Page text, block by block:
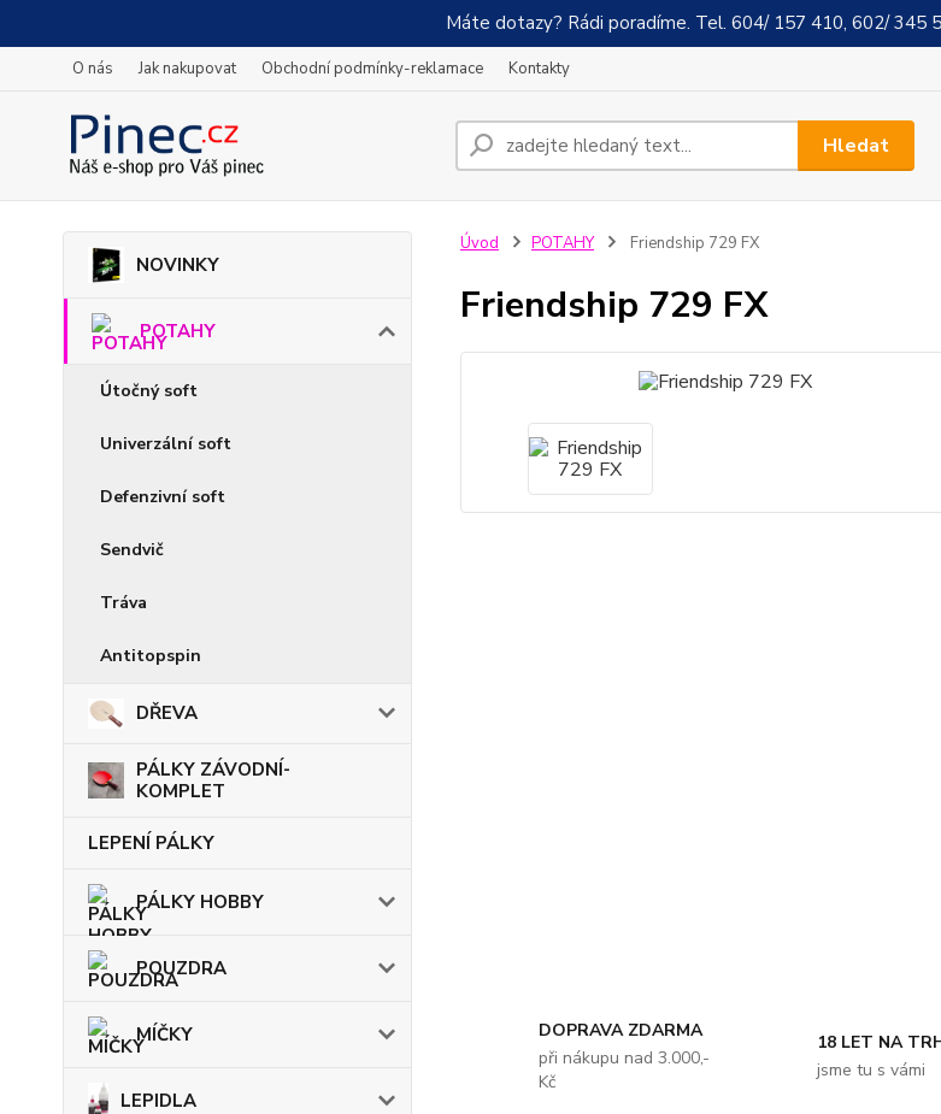
Máte dotazy? Rádi poradíme. Tel. 604/ 157 410, 602/ 345
O nás Jak nakupovat Obchodní podmínky-reklamace Kontakty
Hledat
NOVINKY
POTAHY
Útočný soft
Univerzální soft
Defenzivní soft
Sendvič
Tráva
Antitopspin
DŘEVA
PÁLKY ZÁVODNÍ-
KOMPLET
LEPENÍ PÁLKY
PÁLKY HOBBY
POUZDRA
MÍČKY
LEPIDLA
Úvod POTAHY Friendship 729 FX
Friendship 729 FX
DOPRAVA ZDARMA
při nákupu nad 3.000,-
Kč
18 LET NA
jsme tu s vámi